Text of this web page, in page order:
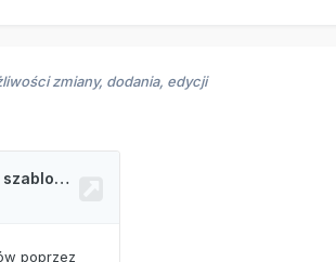
zmiany, dodania, edycji